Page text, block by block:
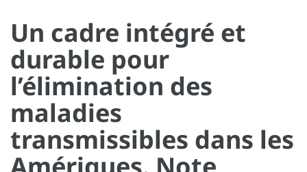
Un cadre intégré et
durable pour
l’élimination des
maladies
transmissibles dans les